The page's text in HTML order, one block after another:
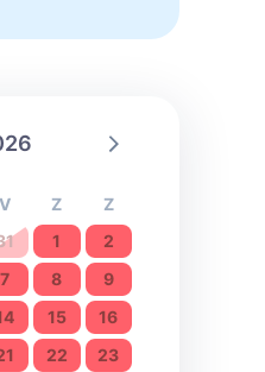
V Z
Z
1
2
7 8
9
15
16
22
23